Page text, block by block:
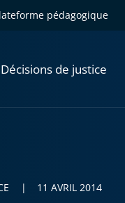
pédagogique
Décisions de justice
11 AVRIL 2014